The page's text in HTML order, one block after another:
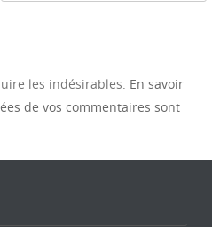
les indésirables. En savoir
de vos commentaires sont